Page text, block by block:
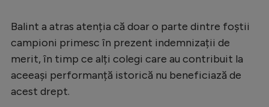
Balint a atras atenția că doar o parte dintre foștii
campioni primesc în prezent indemnizații de
merit, în timp ce alți colegi care au contribuit la
aceeași performanță istorică nu beneficiază de
acest drept.